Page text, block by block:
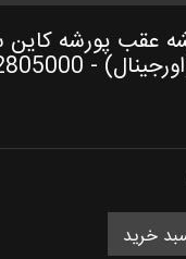
عقب پورشه کاین
خرید